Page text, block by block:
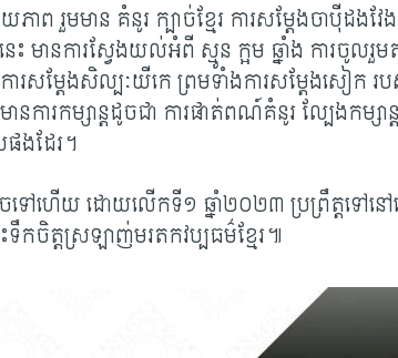
ភាព រួមមាន គំនូរ ក្បាច់ខ្មែរ ការសម្តែងចាប៉ីដ
មានការស្វែងយល់អំពី ស្មូន ក្អម ឆ្នាំង ការចូលរួ
សម្តែងសិល្បៈយីកេ ព្រមទាំងការសម្តែងសៀក រ
នការកម្សាន្តដូចជា ការផាត់ពណ៍គំនូរ ល្បែងកម្សា
ងដែរ។
រួចទៅហើយ ដោយលើកទី១ ឆ្នាំ២០២៣ ប្រព្រឹត្តទៅន
កចិត្តស្រឡាញ់មរតកវប្បធម៌ខ្មែរ៕